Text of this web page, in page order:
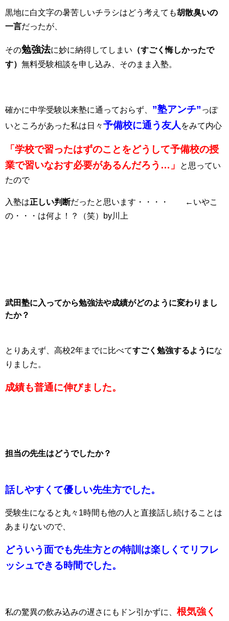
黒地に白文字の暑苦しいチラシはどう考えても胡散臭いの
一言だったが、
その勉強法に妙に納得してしまい （すごく悔しかったで
す） 無料受験相談を申し込み、そのまま入塾。
確かに中学受験以来塾に通っておらず、 ”塾アンチ”っぽ
いところがあった私は日々予備校に通う友人 をみて内心
「学校で習ったはずのことをどうして予備校の授
業で習いなおす必要があるんだろう…」
と思ってい
たので
入塾は正しい判断だったと思います・・・・ ←いやこ
の・・・は何よ！？（笑）by川上
武田塾に入ってから勉強法や成績がどのように変わりまし
たか？
とりあえず、高校2年までに比べてすごく勉強するようにな
りました。
成績も普通に伸びました。
担当の先生はどうでしたか？
話しやすくて優しい先生方でした。
受験生になると丸々1時間も他の人と直接話し続けることは
あまりないので、
どういう面でも先生方との特訓は楽しくてリフレ
ッシュできる時間でした。
私の驚異の飲み込みの遅さにもドン引かずに、 根気強く